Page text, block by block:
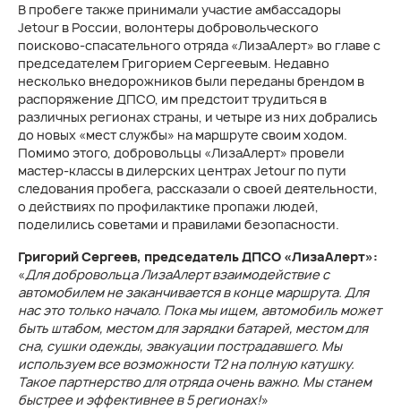
В пробеге также принимали участие амбассадоры
Jetour в России, волонтеры добровольческого
поисково-спасательного отряда «ЛизаАлерт» во главе с
председателем Григорием Сергеевым. Недавно
несколько внедорожников были переданы брендом в
распоряжение ДПСО, им предстоит трудиться в
различных регионах страны, и четыре из них добрались
до новых «мест службы» на маршруте своим ходом.
Помимо этого, добровольцы «ЛизаАлерт» провели
мастер-классы в дилерских центрах Jetour по пути
следования пробега, рассказали о своей деятельности,
о действиях по профилактике пропажи людей,
поделились советами и правилами безопасности.
Григорий Сергеев, председатель ДПСО «ЛизаАлерт»:
«Для добровольца ЛизаАлерт взаимодействие с
автомобилем не заканчивается в конце маршрута. Для
нас это только начало. Пока мы ищем, автомобиль может
быть штабом, местом для зарядки батарей, местом для
сна, сушки одежды, эвакуации пострадавшего. Мы
используем все возможности Т2 на полную катушку.
Такое партнерство для отряда очень важно. Мы станем
быстрее и эффективнее в 5 регионах!»